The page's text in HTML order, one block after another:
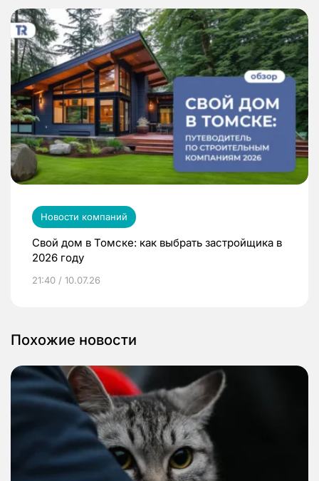
Новости компаний
Свой дом в Томске: как выбрать застройщика в
2026 году
21:40 / 10.07.26
Похожие новости